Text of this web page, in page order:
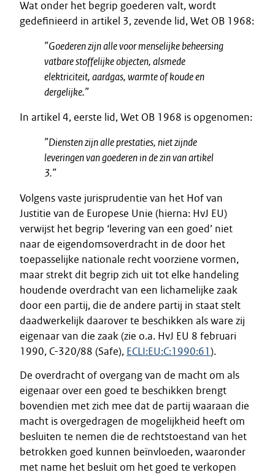
Wat onder het begrip goederen valt, wordt
gedefinieerd in artikel 3, zevende lid, Wet OB 1968:
”Goederen zijn alle voor menselijke beheersing
vatbare stoffelijke objecten, alsmede
elektriciteit, aardgas, warmte of koude en
dergelijke.”
In artikel 4, eerste lid, Wet OB 1968 is opgenomen:
”Diensten zijn alle prestaties, niet zijnde
leveringen van goederen in de zin van artikel
3.”
Volgens vaste jurisprudentie van het Hof van
Justitie van de Europese Unie (hierna: HvJ EU)
verwijst het begrip ‘levering van een goed’ niet
naar de eigendomsoverdracht in de door het
toepasselijke nationale recht voorziene vormen,
maar strekt dit begrip zich uit tot elke handeling
houdende overdracht van een lichamelijke zaak
door een partij, die de andere partij in staat stelt
daadwerkelijk daarover te beschikken als ware zij
eigenaar van die zaak (zie o.a. HvJ EU 8 februari
1990, C-320/88 (Safe), ECLI:EU:C:1990:61).
De overdracht of overgang van de macht om als
eigenaar over een goed te beschikken brengt
bovendien met zich mee dat de partij waaraan die
macht is overgedragen de mogelijkheid heeft om
besluiten te nemen die de rechtstoestand van het
betrokken goed kunnen beïnvloeden, waaronder
met name het besluit om het goed te verkopen